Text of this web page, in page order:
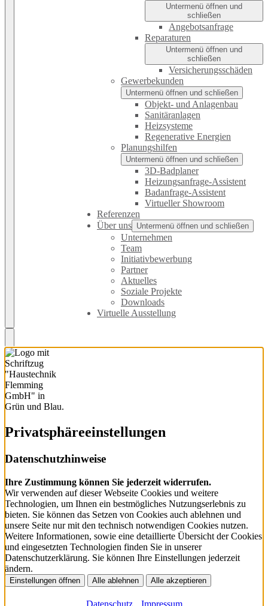
Untermenü öffnen und
schließen
Angebotsanfrage
Reparaturen
Untermenü öffnen und
schließen
Versicherungsschäden
Gewerbekunden
Untermenü öffnen und schließen
Objekt- und Anlagenbau
Sanitäranlagen
Heizsysteme
Regenerative Energien
Planungshilfen
Untermenü öffnen und schließen
3D-Badplaner
Heizungsanfrage-Assistent
Badanfrage-Assistent
Virtueller Showroom
Referenzen
Über uns Untermenü öffnen und schließen
Unternehmen
Team
Initiativbewerbung
Partner
Aktuelles
Soziale Projekte
Downloads
Virtuelle Ausstellung
Privatsphäre­einstellungen
Datenschutzhinweise
Ihre Zustimmung können Sie jederzeit widerrufen.
Wir verwenden auf dieser Webseite Cookies und weitere
Technologien, um Ihnen ein bestmögliches Nutzungserlebnis zu
bieten. Sie können das Setzen von Cookies auch ablehnen und
unsere Seite nur mit den technisch notwendigen Cookies nutzen.
Weitere Informationen, sowie eine detaillierte Übersicht der Cookies
und eingesetzten Technologien finden Sie in unserer
Datenschutzerklärung. Sie können Ihre Einstellungen jederzeit
ändern.
Einstellungen öffnen Alle ablehnen Alle akzeptieren
Datenschutz Impressum